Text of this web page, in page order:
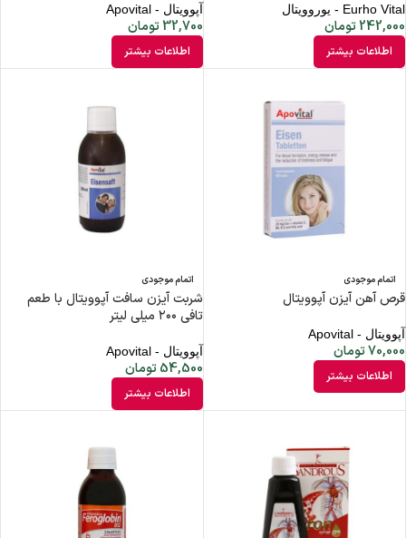
Eurho Vital - یوروویتال
242,000تومان
اطلاعات بیشتر
آپوویتال - Apovital
32,700 تومان
اطلاعات بیشتر
اتمام موجودی
قرص آهن آیزن آپوویتال
آپوویتال - Apovital
70,000تومان
اطلاعات بیشتر
اتمام موجودی
شربت آیزن سافت آپوویتال با طعم
تافی ۲۰۰ میلی لیتر
آپوویتال - Apovital
54,500 تومان
اطلاعات بیشتر